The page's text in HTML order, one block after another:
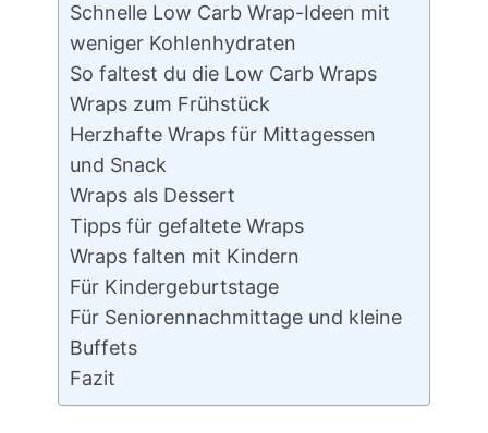
Schnelle Low Carb Wrap-Ideen mit
weniger Kohlenhydraten
So faltest du die Low Carb Wraps
Wraps zum Frühstück
Herzhafte Wraps für Mittagessen
und Snack
Wraps als Dessert
Tipps für gefaltete Wraps
Wraps falten mit Kindern
Für Kindergeburtstage
Für Seniorennachmittage und kleine
Buffets
Fazit